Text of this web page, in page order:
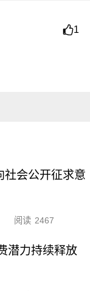
1
社会公开征求意
阅读 2467
潜力持续释放